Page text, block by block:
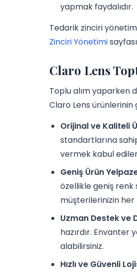
yapmak faydalıdır.
Tedarik zinciri
Zinciri Yönetimi
Claro Lens
Toplu alım yaparken
Claro Lens
Orijinal ve Kaliteli
standartlarına
vermek kabul
Geniş Ürün
özellikle geniş renk
müşterilerinizin
Uzman Destek ve
hazırdır.
alabilirsiniz.
Hızlı ve Güvenli